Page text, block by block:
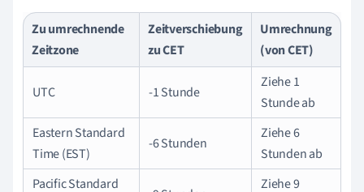
Zu umrechnende
Zeitzone
Zeitverschiebung
zu CET
Umrechnung
(von CET)
UTC -1 Stunde
Ziehe 1
Stunde ab
Eastern Standard
Time (EST)
-6 Stunden
Ziehe 6
Stunden ab
Pacific Standard
Ziehe 9